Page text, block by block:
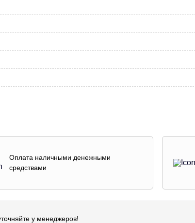
Оплата наличными денежными
средствами
у менеджеров!